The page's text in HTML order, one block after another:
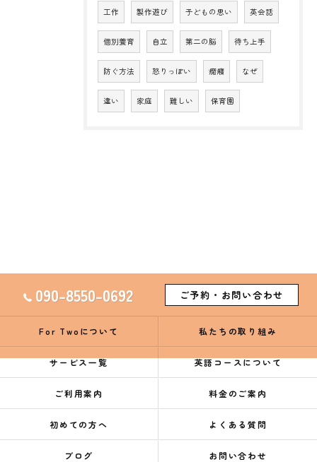
工作 製作遊び 子どもの思い 英会話
個別養育 自立 第二の脳 待ち上手
防ぐ方法 怒りっぽい 癇癪 なぜ
違い 家庭 難しい 保育園
090-8550-0692 ご予約・お問い合わせ
For Twoについて 私たちの取り組み
サービス一覧 英語コースについて
ご利用案内 料金のご案内
初めての方へ よくある質問
ブログ お問い合わせ